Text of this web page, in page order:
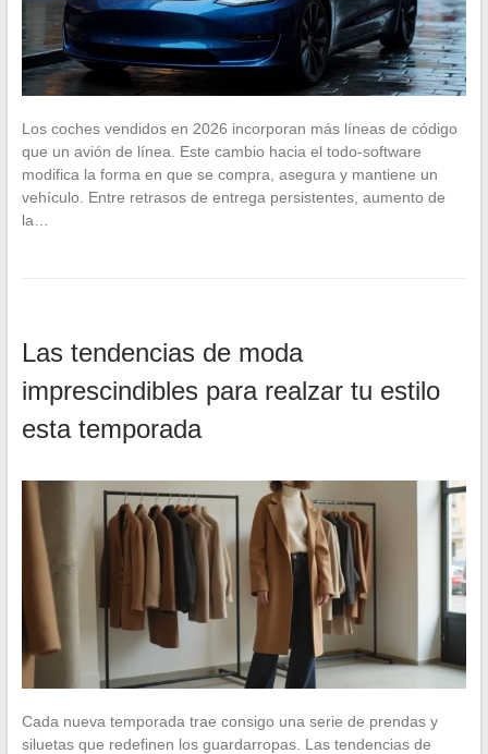
Los coches vendidos en 2026 incorporan más líneas de código
que un avión de línea. Este cambio hacia el todo-software
modifica la forma en que se compra, asegura y mantiene un
vehículo. Entre retrasos de entrega persistentes, aumento de
la…
Las tendencias de moda
imprescindibles para realzar tu estilo
esta temporada
Cada nueva temporada trae consigo una serie de prendas y
siluetas que redefinen los guardarropas. Las tendencias de